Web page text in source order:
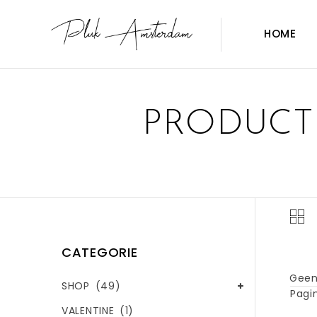
HOME
CATEGORIE
SHOP (49)
VALENTINE (1)